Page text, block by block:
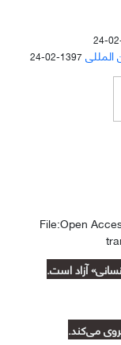
المللی 1397-02-24
آزاد است.
می‌کند.